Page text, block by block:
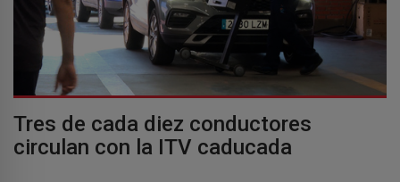
Tres de cada diez conductores
circulan con la ITV caducada